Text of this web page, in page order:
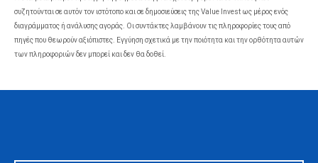
συζητούνται σε αυτόν τον ιστότοπο και σε δημοσιεύσεις της Value Invest ως μέρος ενός
διαγράμματος ή ανάλυσης αγοράς. Οι συντάκτες λαμβάνουν τις πληροφορίες τους από
πηγές που θεωρούν αξιόπιστες. Εγγύηση σχετικά με την ποιότητα και την ορθότητα αυτών
των πληροφοριών δεν μπορεί και δεν θα δοθεί.